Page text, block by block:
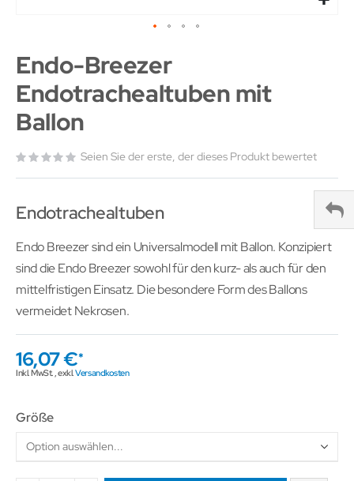
Endo-Breezer
Endotrachealtuben mit
Ballon
Seien Sie der erste, der dieses Produkt bewertet
Endotrachealtuben
Endo Breezer sind ein Universalmodell mit Ballon. Konzipiert
sind die Endo Breezer sowohl für den kurz- als auch für den
mittelfristigen Einsatz. Die besondere Form des Ballons
vermeidet Nekrosen.
16,07 €
Inkl. MwSt.,exkl.Versandkosten
Größe